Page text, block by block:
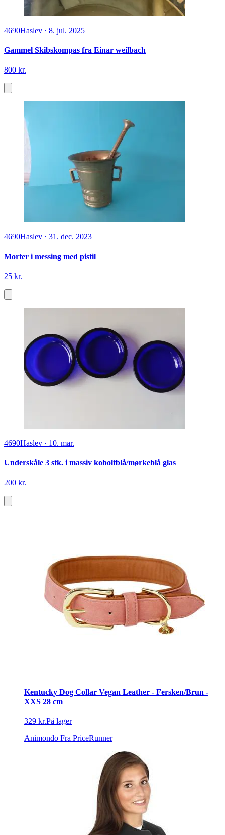
4690Haslev · 8. jul. 2025
Gammel Skibskompas fra Einar weilbach
800 kr.
4690Haslev · 31. dec. 2023
Morter i messing med pistil
25 kr.
4690Haslev · 10. mar.
Underskåle 3 stk. i massiv koboltblå/mørkeblå glas
200 kr.
Kentucky Dog Collar Vegan Leather - Fersken/Brun -
XXS 28 cm
329 kr.På lager
Animondo Fra PriceRunner